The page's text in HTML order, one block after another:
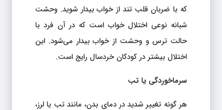
که با ضربان قلب تند از خواب بیدار شوید. وحشت
شبانه نوعی اختلال خواب است که در آن فرد با
حالت ترس و وحشت از خواب بیدار می‌شود. این
اختلال بیشتر در کودکان خردسال رایج است.
سرماخوردگی یا تب
هر گونه تغییر شدید در دمای بدن، مانند تب یا لرز،